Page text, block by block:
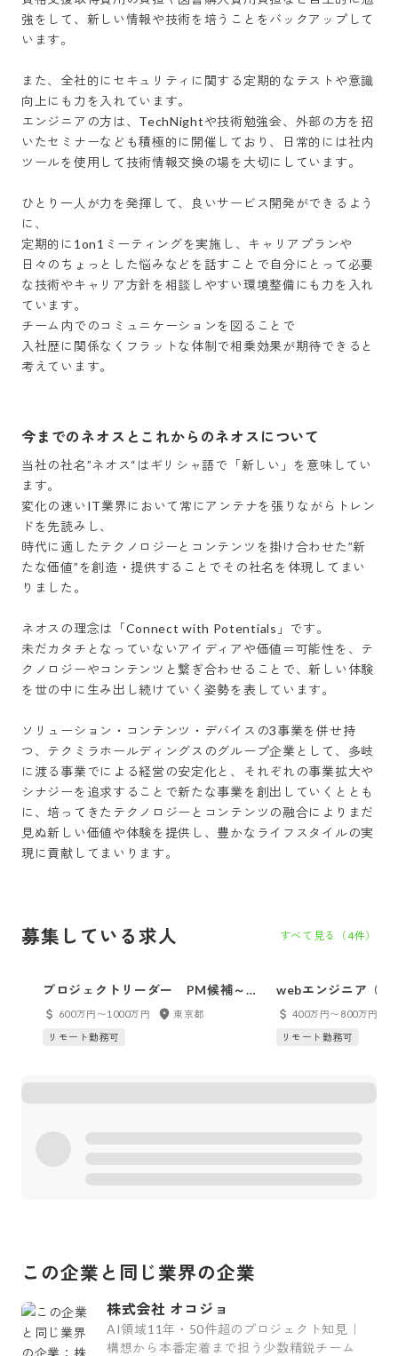
強をして、新しい情報や技術を培うことをバックアップして
います。
また、全社的にセキュリティに関する定期的なテストや意識
向上にも力を入れています。
エンジニアの方は、TechNightや技術勉強会、外部の方を招
いたセミナーなども積極的に開催しており、日常的には社内
ツールを使用して技術情報交換の場を大切にしています。
ひとり一人が力を発揮して、良いサービス開発ができるよう
に、
定期的に1on1ミーティングを実施し、キャリアプランや
日々のちょっとした悩みなどを話すことで自分にとって必要
な技術やキャリア方針を相談しやすい環境整備にも力を入れ
ています。
チーム内でのコミュニケーションを図ることで
入社歴に関係なくフラットな体制で相乗効果が期待できると
考えています。
今までのネオスとこれからのネオスについて
当社の社名”ネオス“はギリシャ語で「新しい」を意味してい
ます。
変化の速いIT業界において常にアンテナを張りながらトレン
ドを先読みし、
時代に適したテクノロジーとコンテンツを掛け合わせた”新
たな価値”を創造・提供することでその社名を体現してまい
りました。
ネオスの理念は「Connect with Potentials」です。
未だカタチとなっていないアイディアや価値＝可能性を、テ
クノロジーやコンテンツと繋ぎ合わせることで、新しい体験
を世の中に生み出し続けていく姿勢を表しています。
ソリューション・コンテンツ・デバイスの3事業を併せ持
つ、テクミラホールディングスのグループ企業として、多岐
に渡る事業でによる経営の安定化と、それぞれの事業拡大や
シナジーを追求することで新たな事業を創出していくととも
に、培ってきたテクノロジーとコンテンツの融合によりまだ
見ぬ新しい価値や体験を提供し、豊かなライフスタイルの実
現に貢献してまいります。
募集している求人 すべて見る（4件）
プロジェクトリーダー PM候補～上
流工程から一気通貫のプライム案件
プロジェクトに参画～プロジェクト
600万円〜1000万円
東京都
リモート勤務可
webエンジニア（フ
ックエンド）※転
自社内開発
400万円〜800万円
リモート勤務可
この企業と同じ業界の企業
株式会社 オコジョ
AI領域11年・50件超のプロジェクト知見｜
構想から本番定着まで担う少数精鋭チーム